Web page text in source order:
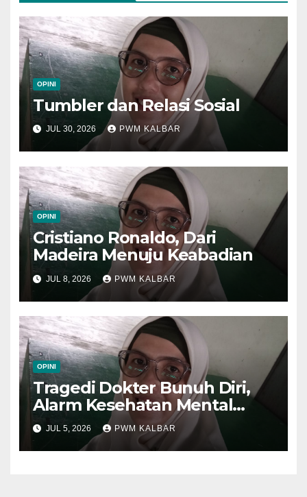
OPINI
Tumbler dan Relasi Sosial
JUL 30, 2026 PWM KALBAR
OPINI
Cristiano Ronaldo, Dari
Madeira Menuju Keabadian
JUL 8, 2026 PWM KALBAR
OPINI
Tragedi Dokter Bunuh Diri,
Alarm Kesehatan Mental
Tenaga Medis
JUL 5, 2026 PWM KALBAR